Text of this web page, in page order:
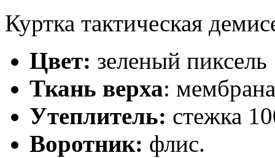
Куртка тактическая
Цвет: зеленый пиксель
Ткань верха:
Утеплитель: стежка
Воротник: флис.